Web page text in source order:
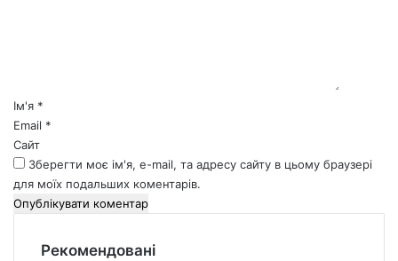
*Ім'я *
Email *
Сайт
Зберегти моє ім'я, e-mail, та адресу сайту в цьому браузері
для моїх подальших коментарів.
Рекомендовані